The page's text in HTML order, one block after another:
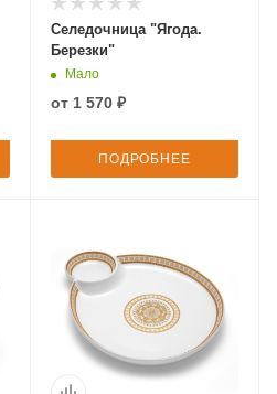
Селедочница "Ягода.
Березки"
Мало
от 1 570 ₽
ПОДРОБНЕЕ